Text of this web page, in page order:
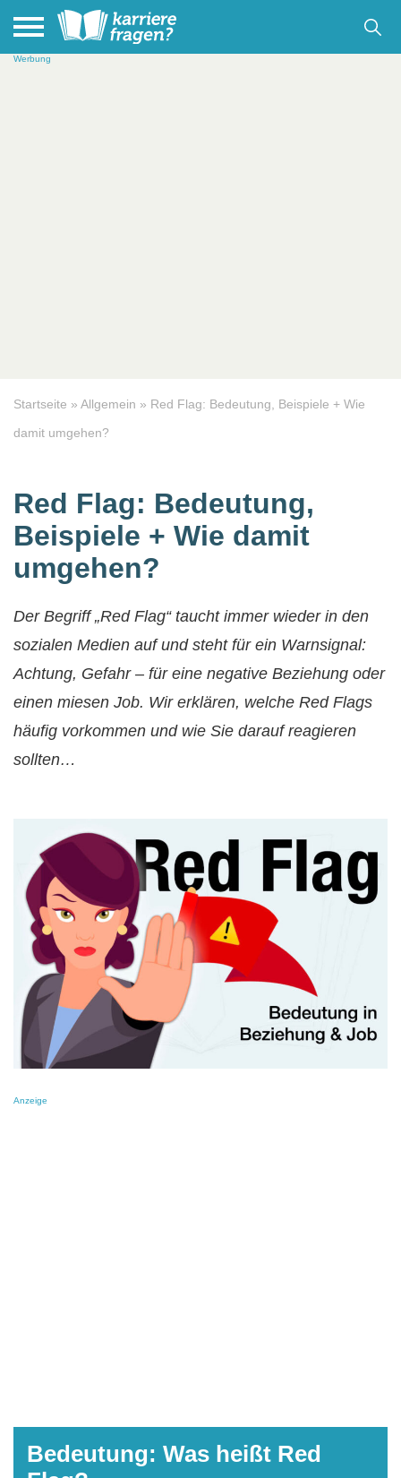
Werbung
Startseite » Allgemein » Red Flag: Bedeutung, Beispiele + Wie
damit umgehen?
Red Flag: Bedeutung,
Beispiele + Wie damit
umgehen?
Der Begriff „Red Flag“ taucht immer wieder in den
sozialen Medien auf und steht für ein Warnsignal:
Achtung, Gefahr – für eine negative Beziehung oder
einen miesen Job. Wir erklären, welche Red Flags
häufig vorkommen und wie Sie darauf reagieren
sollten…
Anzeige
Bedeutung: Was heißt Red